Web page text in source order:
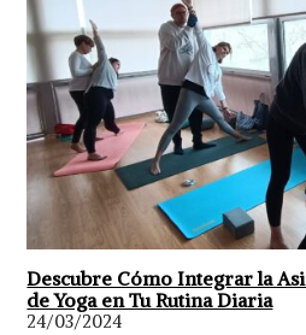
Descubre Cómo Integrar la
de Yoga en Tu Rutina Diaria
24/03/2024